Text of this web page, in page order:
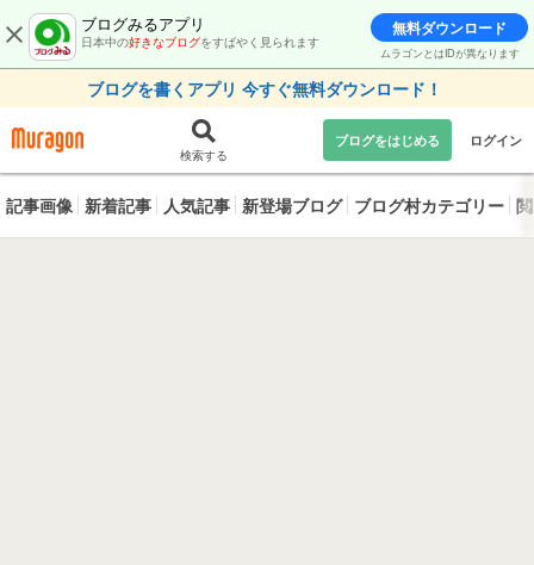
ブログみるアプリ
日本中の好きなブログをすばやく見られます
無料ダウンロード
ムラゴンとはIDが異なります
ブログを書くアプリ 今すぐ無料ダウンロード！
検索する
ブログをはじめる ログイン
記事画像 新着記事 人気記事 新登場ブログ ブログ村カテゴリー